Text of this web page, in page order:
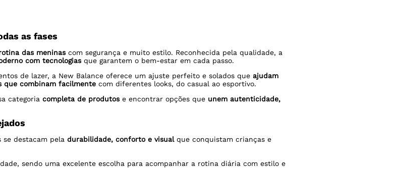
as fases
das meninascom segurança e muito estilo. Reconhecida pela qualidade, a
com tecnologiasque garantem o bem-estar em cada passo.
de lazer, a New Balance oferece um ajuste perfeito e solados que ajudam
que combinam facilmente com diferentes looks, do casual ao esportivo.
categoria completa de produtose encontrar opções que unem autenticidade,
destacam pela durabilidade, conforto e visualque conquistam crianças e
sendo uma excelente escolha para acompanhar a rotina diária com estilo e